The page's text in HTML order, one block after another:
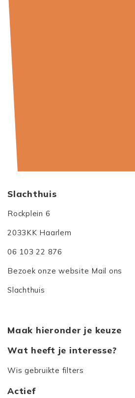
Slachthuis
Rockplein 6
2033KK Haarlem
06 103 22 876
Bezoek onze website Mail ons
Slachthuis
Maak hieronder je keuze
Wat heeft je interesse?
Wis gebruikte filters
Actief